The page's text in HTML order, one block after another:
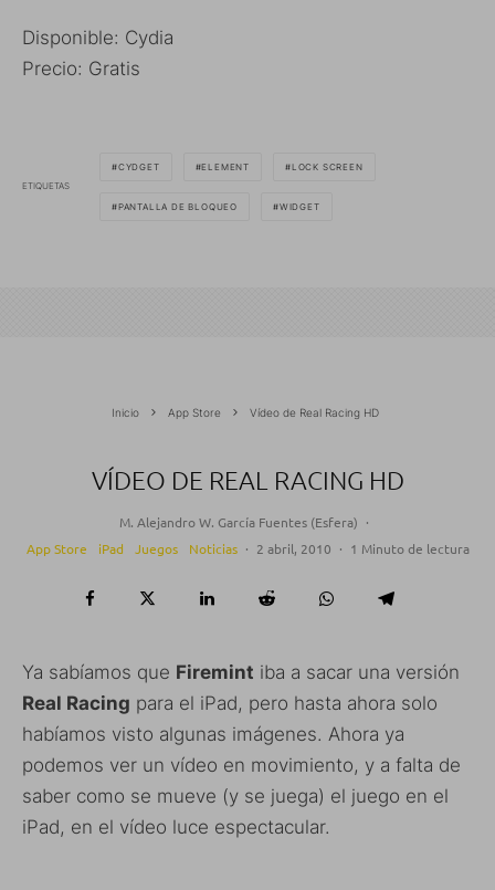
Disponible: Cydia
Precio: Gratis
ETIQUETAS
CYDGET ELEMENT LOCK SCREEN
PANTALLA DE BLOQUEO WIDGET
Inicio App Store Vídeo de Real Racing HD
VÍDEO DE REAL RACING HD
M. Alejandro W. García Fuentes (Esfera) ·
App Store
iPad Juegos Noticias · 2 abril, 2010 · 1 Minuto de lectura
Ya sabíamos que Firemint iba a sacar una versión
Real Racing para el iPad, pero hasta ahora solo
habíamos visto algunas imágenes. Ahora ya
podemos ver un vídeo en movimiento, y a falta de
saber como se mueve (y se juega) el juego en el
iPad, en el vídeo luce espectacular.